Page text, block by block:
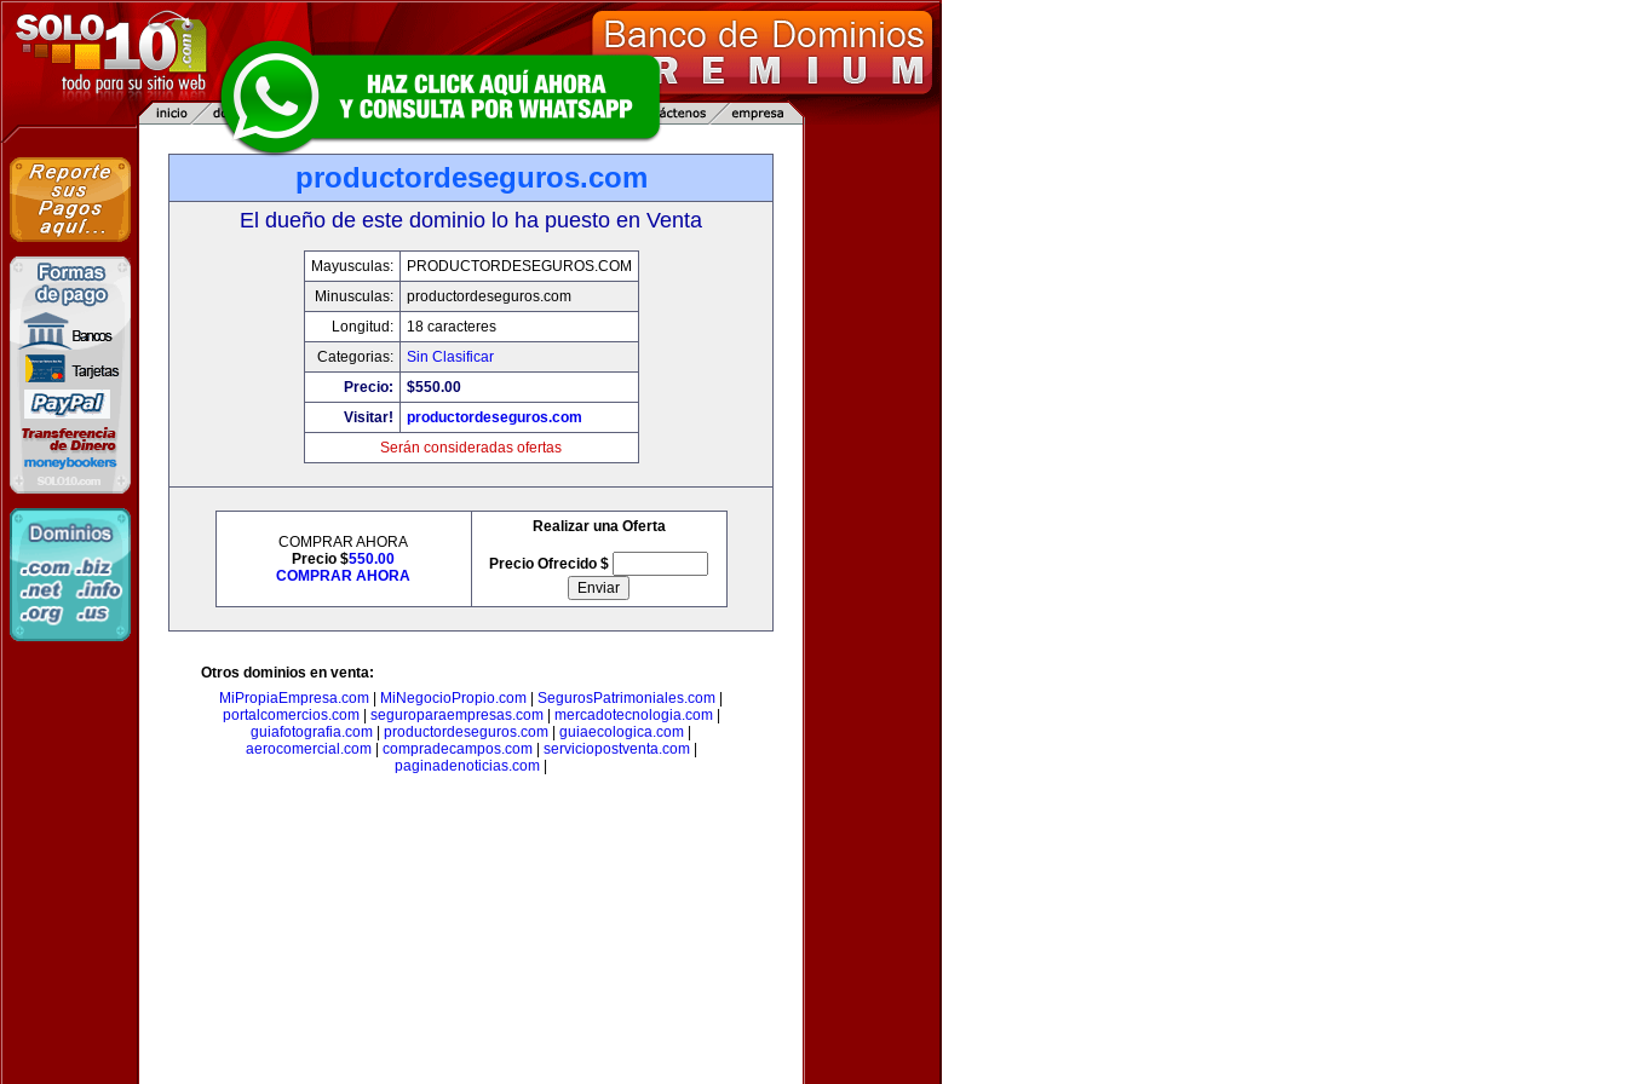
productordeseguros.com
El dueño de este dominio lo ha puesto en Venta
Mayusculas:
PRODUCTORDESEGUROS.COM
Minusculas:
productordeseguros.com
Longitud:
18 caracteres
Categorias:
Sin Clasificar
Precio:
$550.00
Visitar!
productordeseguros.com
Serán consideradas ofertas
COMPRAR AHORA
Precio $550.00
COMPRAR AHORA
Realizar una Oferta
Precio Ofrecido $
Otros dominios en venta:
MiPropiaEmpresa.com
MiNegocioPropio.com SegurosPatrimoniales.com
portalcomercios.com| seguroparaempresas.com| mercadotecnologia.com|
guiafotografia.com
productordeseguros.com guiaecologica.com
aerocomercial.com| compradecampos.com| serviciopostventa.com|
paginadenoticias.com